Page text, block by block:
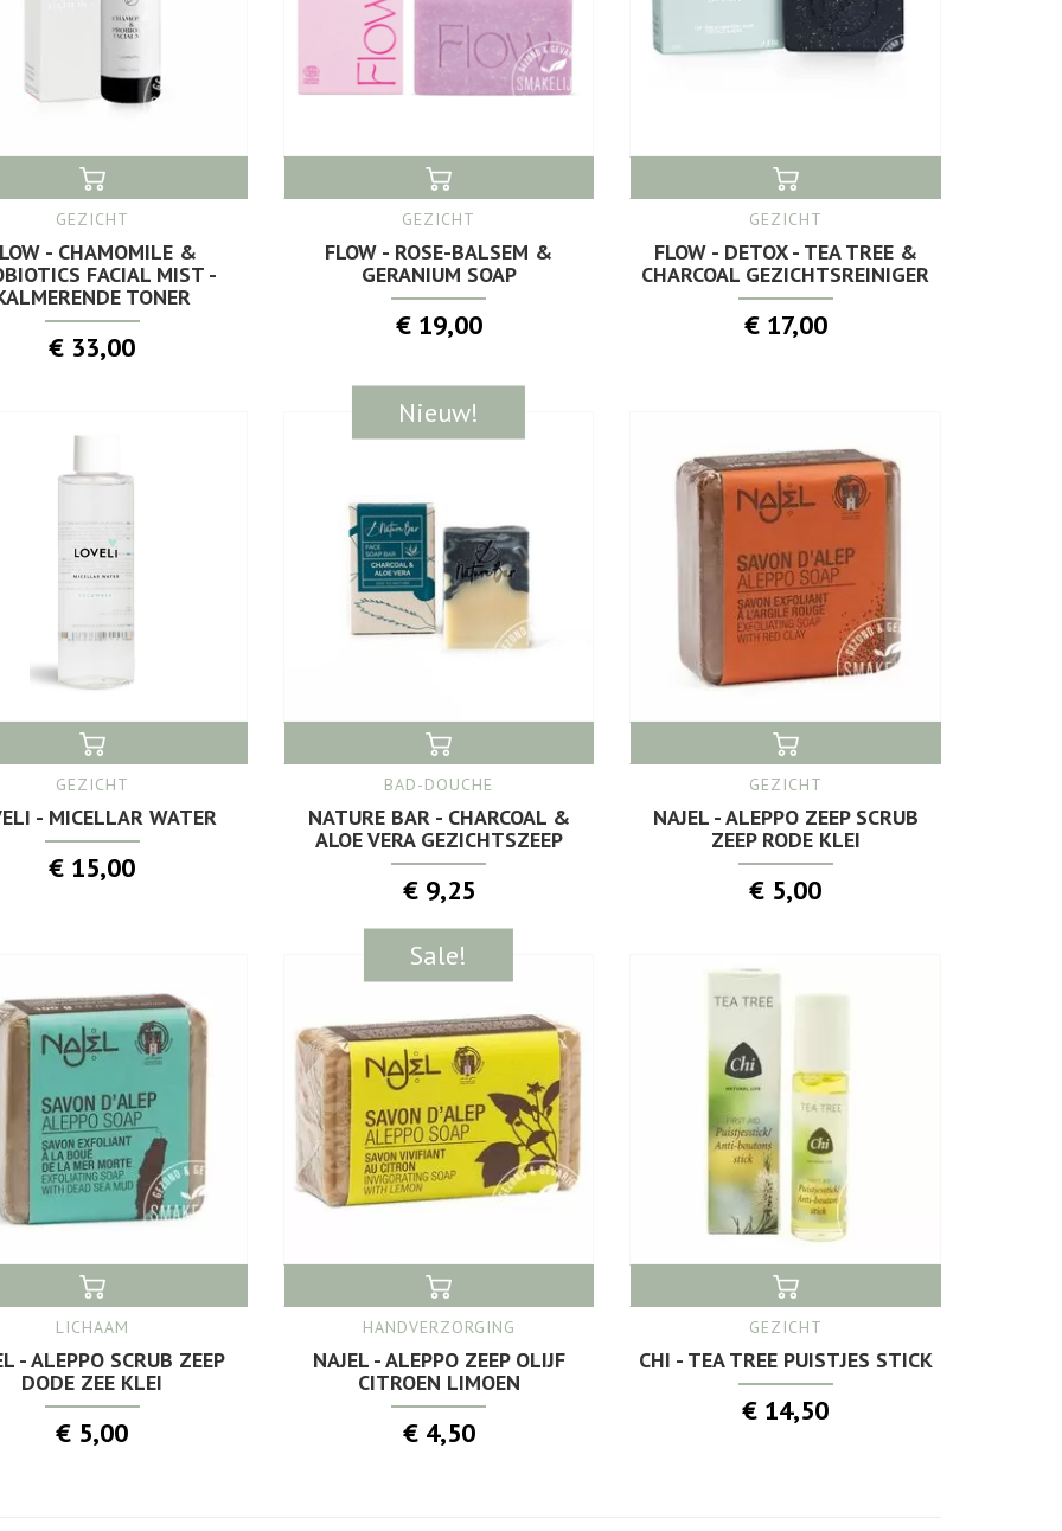
GEZICHT
- CHAMOMILE &
FACIAL MIST -
TONER
€ 33,00
GEZICHT
FLOW - ROSE-BALSEM &
GERANIUM SOAP
€ 19,00
GEZICHT
FLOW - DETOX - TEA TREE &
CHARCOAL GEZICHTSREINIGER
€ 17,00
GEZICHT
- MICELLAR WATER
€ 15,00
Nieuw!
BAD-DOUCHE
NATURE BAR - CHARCOAL &
ALOE VERA GEZICHTSZEEP
€ 9,25
GEZICHT
NAJEL - ALEPPO ZEEP SCRUB
ZEEP RODE KLEI
€ 5,00
LICHAAM
- ALEPPO SCRUB ZEEP
DODE ZEE KLEI
€ 5,00
Sale!
HANDVERZORGING
NAJEL - ALEPPO ZEEP OLIJF
CITROEN LIMOEN
€ 4,50
GEZICHT
CHI - TEA TREE PUISTJES STICK
€ 14,50